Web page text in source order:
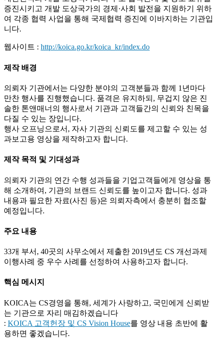
증진시키고 개발 도상국가의 경제·사회 발전을 지원하기 위하
여 각종 협력 사업을 통해 국제협력 증진에 이바지하는 기관입
니다.
웹사이트 : http://koica.go.kr/koica_kr/index.do
제작 배경
의뢰자 기관에서는 다양한 분야의 고객분들과 함께 1년마다
만찬 행사를 진행했습니다. 품격은 유지하되, 무겁지 않은 진
솔한 톤앤매너의 행사로서 기관과 고객들간의 신뢰와 친목을
다질 수 있는 장입니다.
행사 오프닝으로서, 자사 기관의 신뢰도를 제고할 수 있는 성
과보고용 영상을 제작하고자 합니다.
제작 목적 및 기대성과
의뢰자 기관의 연간 수행 성과들을 기업고객들에게 영상을 통
해 소개하여, 기관의 브랜드 신뢰도를 높이고자 합니다. 성과
내용과 필요한 자료(사진 등)은 의뢰자측에서 충분히 협조할
예정입니다.
주요 내용
33개 부서, 40곳의 사무소에서 제출한 2019년도 CS 개선과제
이행사례 중 우수 사례를 선정하여 사용하고자 합니다.
핵심 메시지
KOICA는 CS경영을 통해, 세계가 사랑하고, 국민에게 신뢰받
는 기관으로 자리 매김하겠습니다
: KOICA 고객헌장 및 CS Vision House를 영상 내용 초반에 활
용하면 좋겠습니다.